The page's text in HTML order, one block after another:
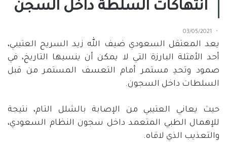
انتهاكات السلطة داخل السجن
03/05/2021
يعد المعتقل السعودي ضيف الله زيد السريح العتيبي،
أحد الأمثلة البارزة التي لا يمكن أن ينسيها التاريخ، في
صمود وتحدِ مستمر أمام التعسف المستمر من قبل
السلطات داخل السجون.
حيث يعاني العتيبي من الإصابة بالشلل التام، نتيجة
للإهمال الطبي المتعمد داخل سجون النظام السعودي،
والتعذيب الذي لاقاه.